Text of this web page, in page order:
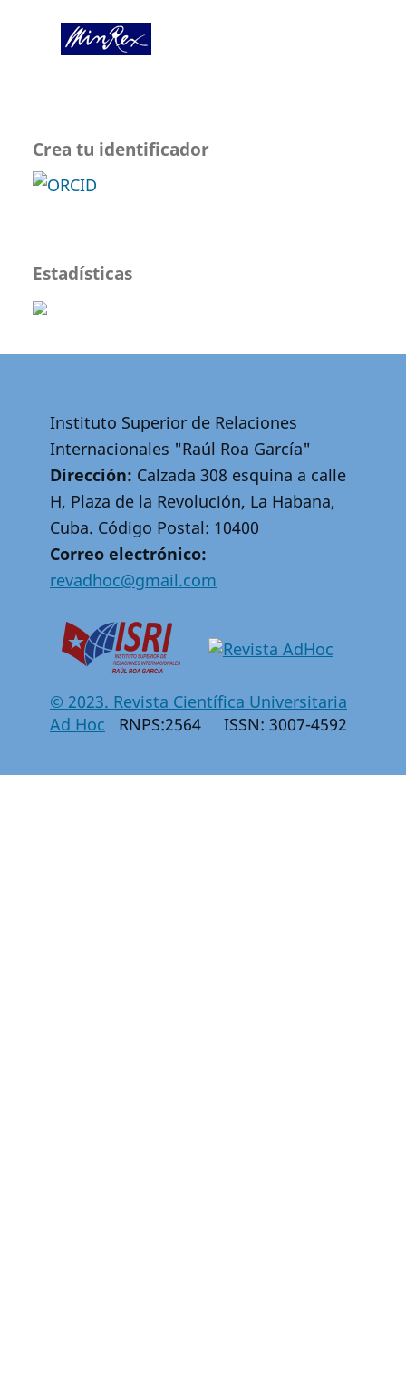
Crea tu identificador
Estadísticas
Instituto Superior de Relaciones
Internacionales "Raúl Roa García"
Dirección: Calzada 308 esquina a calle
H, Plaza de la Revolución, La Habana,
Cuba. Código Postal: 10400
Correo electrónico:
revadhoc@gmail.com
© 2023. Revista Científica Universitaria
Ad Hoc RNPS:2564 ISSN: 3007-4592